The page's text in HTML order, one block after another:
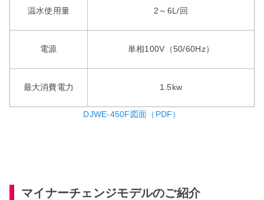
温水使用量 2～6L/回
電源 単相100V（50/60Hz）
最大消費電力 1.5kw
DJWE-450F図面（PDF）
マイナーチェンジモデルのご紹介